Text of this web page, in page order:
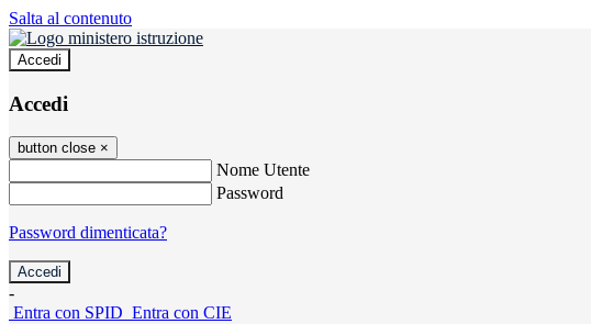
Salta al contenuto
Accedi
Accedi
button close ×
Nome Utente
Password
Password dimenticata?
-
Entra con SPID Entra con CIE